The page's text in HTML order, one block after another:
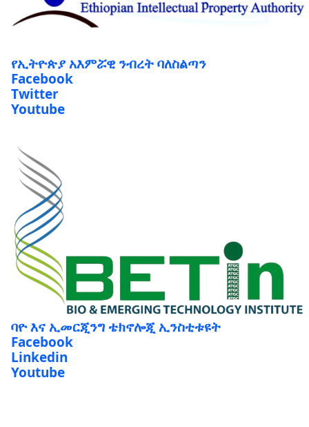
የኢትዮጵያ አእምሯዊ ንብረት ባለስልጣን
Facebook
Twitter
Youtube
ባዮ እና ኢመርጂንግ ቴክኖሎጂ ኢንስቲቱዩት
Facebook
Linkedin
Youtube